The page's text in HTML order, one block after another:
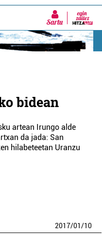
Sartu
bidean
artean Irungo alde
da jada: San
hilabeteetan Uranzu
2017/01/10